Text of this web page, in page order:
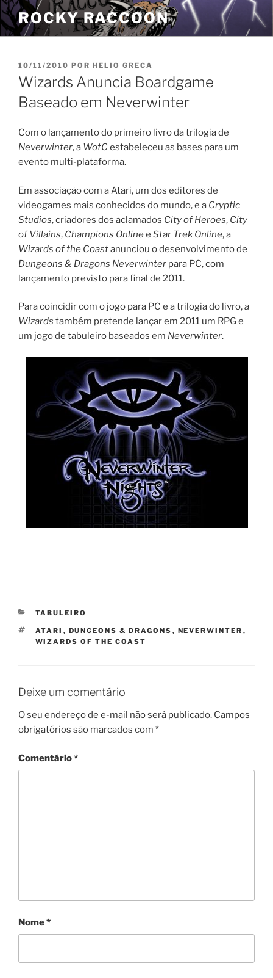
Pular
para
o
ROCKY RACCOON
PUBLICADO
EM
10/11/2010 POR HELIO GRECA
Wizards Anuncia Boardgame
Baseado em Neverwinter
Com o lançamento do primeiro livro da trilogia de
Neverwinter, a WotCestabeleceu as bases para um
evento multi-plataforma.
Em associação com a Atari, um dos editores de
videogames mais conhecidos do mundo, e a Cryptic
Studios, criadores dos aclamados City of Heroes, City
of Villains, Champions Onlinee Star Trek Online, a
Wizards of the Coastanunciou o desenvolvimento de
Dungeons & Dragons Neverwinter para PC, com
lançamento previsto para final de 2011.
Para coincidir com o jogo para PC e a trilogia do livro,a
Wizards também pretende lançar em 2011 um RPG e
um jogo de tabuleiro baseados em Neverwinter.
CATEGORIAS
TABULEIRO
TAGS
ATARI , DUNGEONS & DRAGONS , NEVERWINTER ,
WIZARDS OF THE COAST
Deixe um comentário
O seu endereço de e-mail não será publicado. Campos
obrigatórios são marcados com *
Comentário*
Nome*